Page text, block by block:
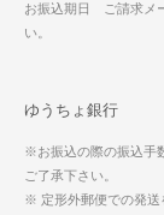
お振込期日 ご請求メ
い。
ゆうちょ銀行
※お振込の際の振込手
ご了承下さい。
※ 定形外郵便での発送